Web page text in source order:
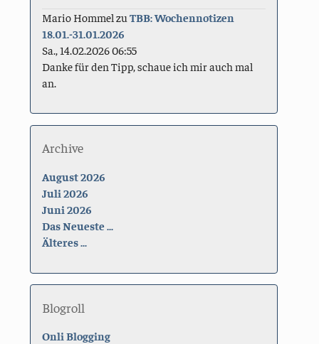
Mario Hommel zuTBB: Wochennotizen
18.01.-31.01.2026
Sa., 14.02.2026 06:55
Danke für den Tipp, schaue ich mir auch mal
an.
Archive
August 2026
Juli 2026
Juni 2026
Das Neueste ...
Älteres ...
Blogroll
Onli Blogging